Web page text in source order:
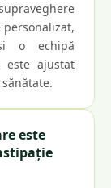
o echipă
este ajustat
este